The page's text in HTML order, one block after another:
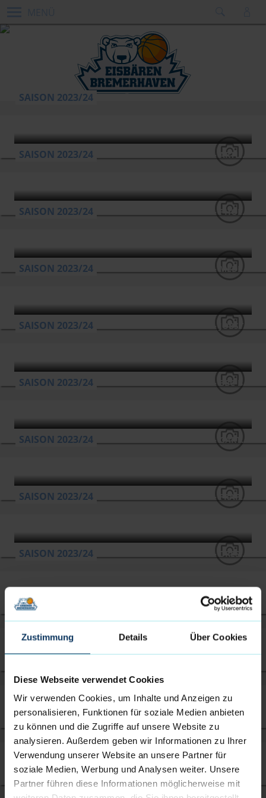
Zustimmung Details Über Cookies
Diese Webseite verwendet Cookies
Wir verwenden Cookies, um Inhalte und Anzeigen zu
personalisieren, Funktionen für soziale Medien anbieten
zu können und die Zugriffe auf unsere Website zu
analysieren. Außerdem geben wir Informationen zu Ihrer
Verwendung unserer Website an unsere Partner für
soziale Medien, Werbung und Analysen weiter. Unsere
Partner führen diese Informationen möglicherweise mit
SAISON 2023/24 EISBÄREN BREMERHAVEN - EPG BASKETS KOBLENZ
SAISON 2023/24 EISBÄREN BREMERHAVEN - ARTLAND DRAGONS
SAISON 2023/24 EISBÄREN BREMERHAVEN - PHOENIX HAGEN
SAISON 2023/24 EISBÄREN BREMERHAVEN - MEDIPOLIS SC JENA
SAISON 2023/24 EISBÄREN BREMERHAVEN - JOBSTAIRS GIESSEN 46ERS
SAISON 2023/24 EISBÄREN BREMERHAVEN - BBC BAYREUTH
SAISON 2023/24 EISBÄREN BREMERHAVEN - GARTENZAUN24 BASKETS PADERBORN
SAISON 2023/24 EISBÄREN BREMERHAVEN - FRAPORT SKYLINERS
SAISON 2023/24 EISBÄREN BREMERHAVEN - DRESDEN TITANS
SAISON 2023/24 EISBÄREN BREMERHAVEN - PS KARLSRUHE LIONS
SAISON 2023/24 EISBÄREN BREMERHAVEN - NÜRNBERG FALCONS BC
SAISON 2023/24 EISBÄREN BREMERHAVEN - RASTA VECHTA II